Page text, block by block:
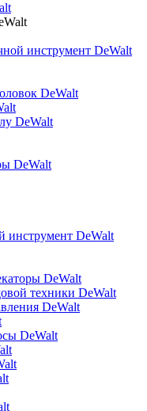
инструмент DeWalt
DeWalt
DeWalt
DeWalt
DeWalt
DeWalt
техники DeWalt
DeWalt
DeWalt